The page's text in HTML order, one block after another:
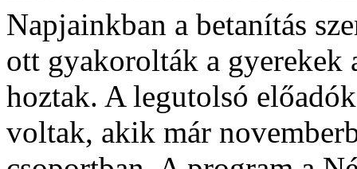
Napjainkban a betanítás
ott gyakorolták a gyerekek
hoztak. A legutolsó
voltak, akik már